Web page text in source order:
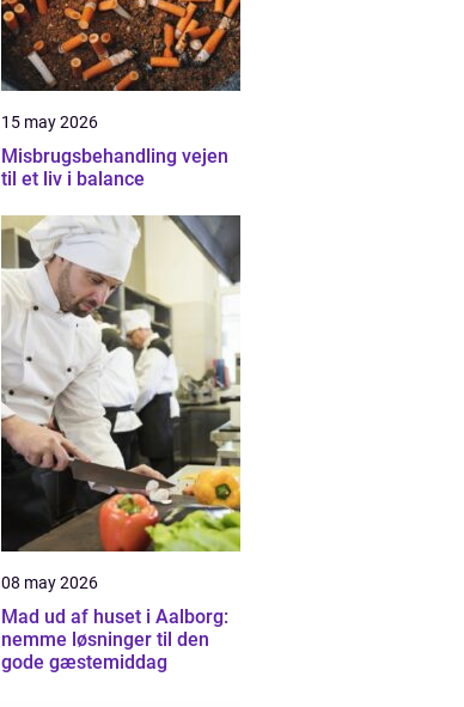
15 may 2026
Misbrugsbehandling vejen
til et liv i balance
08 may 2026
Mad ud af huset i Aalborg:
nemme løsninger til den
gode gæstemiddag